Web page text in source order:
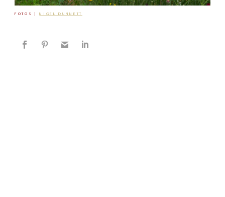
FOTOS |NIGEL DUNNETT